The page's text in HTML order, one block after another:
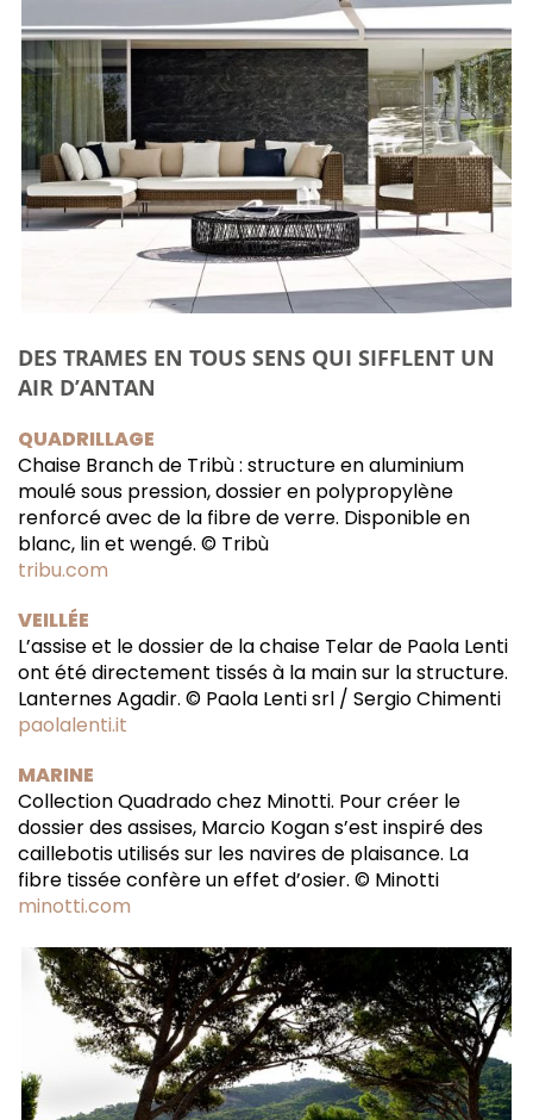
DES TRAMES EN TOUS SENS QUI SIFFLENT UN
AIR D’ANTAN
QUADRILLAGE
Chaise Branch de Tribù : structure en aluminium
moulé sous pression, dossier en polypropylène
renforcé avec de la fibre de verre. Disponible en
blanc, lin et wengé. © Tribù
tribu.com
VEILLÉE
L’assise et le dossier de la chaise Telar de Paola Lenti
ont été directement tissés à la main sur la structure.
Lanternes Agadir. © Paola Lenti srl / Sergio Chimenti
paolalenti.it
MARINE
Collection Quadrado chez Minotti. Pour créer le
dossier des assises, Marcio Kogan s’est inspiré des
caillebotis utilisés sur les navires de plaisance. La
fibre tissée confère un effet d’osier. © Minotti
minotti.com